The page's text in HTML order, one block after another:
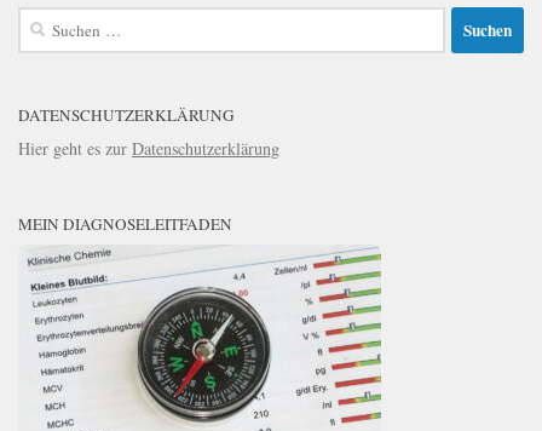
Suchen
nach:
DATENSCHUTZERKLÄRUNG
Hier geht es zur Datenschutzerklärung
MEIN DIAGNOSELEITFADEN